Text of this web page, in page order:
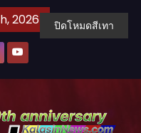
2026 ปิดโหมดสีเทา